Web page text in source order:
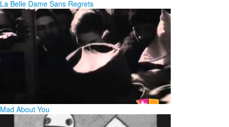
La Belle Dame Sans Regrets
Mad About You